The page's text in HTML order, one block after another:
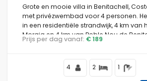
Grote en mooie villa in Benitachell,
met privézwembad voor 4 personen.
in een residentiële strandwijk, 4 km van
Moraig en 4 km van Poble Nou de
Prijs per dag vanaf: € 189
4 2 1